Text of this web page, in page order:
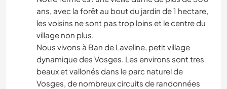
ans, avec la forêt au bout du jardin de 1 hectare,
les voisins ne sont pas trop loins et le centre du
village non plus.
Nous vivons à Ban de Laveline, petit village
dynamique des Vosges. Les environs sont tres
beaux et vallonés dans le parc naturel de
Vosges, de nombreux circuits de randonnées